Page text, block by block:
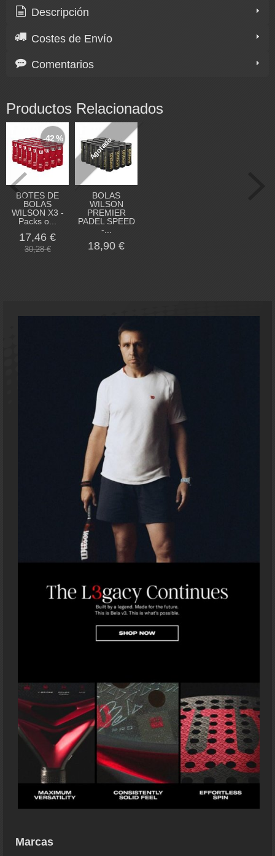
Marcas
Descripción
Costes de Envío
Comentarios
Productos Relacionados
-42 %
BOTES DE
BOLAS
WILSON X3 -
Packs o...
17,46 €
30,28 €
Agotado
BOLAS
WILSON
PREMIER
PADEL SPEED
-...
18,90 €